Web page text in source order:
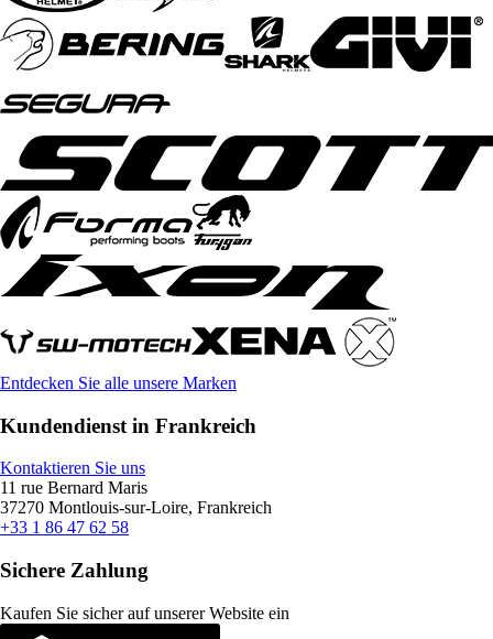
Entdecken Sie alle unsere Marken
Kundendienst in Frankreich
Kontaktieren Sie uns
11 rue Bernard Maris
37270 Montlouis-sur-Loire, Frankreich
+33 1 86 47 62 58
Sichere Zahlung
Kaufen Sie sicher auf unserer Website ein